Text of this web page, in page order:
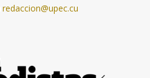
redaccion@upec.cu